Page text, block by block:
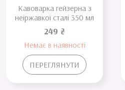
Кавоварка гейзерна з
неіржавкої сталі 350 мл
249 ₴
Немає в наявності
ПЕРЕГЛЯНУТИ